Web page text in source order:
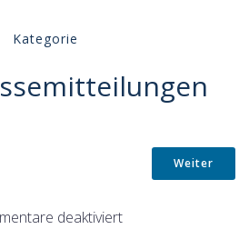
Kategorie
Weiter
deaktiviert